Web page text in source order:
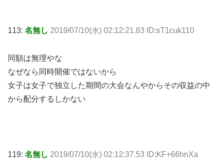
113: 名無し 2019/07/10(水) 02:12:21.83 ID:sT1cuk110
同額は無理やな
なぜなら同時開催ではないから
女子は女子で独立した期間の大会なんやからその収益の中
から配分するしかない
119: 名無し 2019/07/10(水) 02:12:37.53 ID:KF+66hnXa